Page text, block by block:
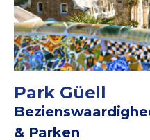
Park Güell
& Parken